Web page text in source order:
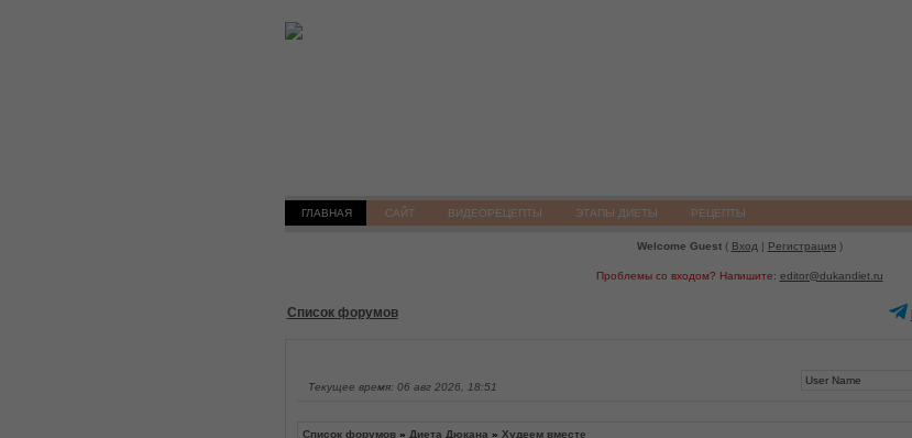
ГЛАВНАЯ САЙТ ВИДЕОРЕЦЕПТЫ ЭТАПЫ ДИЕТЫ РЕЦЕПТЫ
Welcome Guest( Вход | Регистрация)
Проблемы со входом? Напишите: editor@dukandiet.ru
Список форумов
Текущее время: 06 авг 2026, 18:51
Список форумов» Диета Дюкана » Худеем вместе